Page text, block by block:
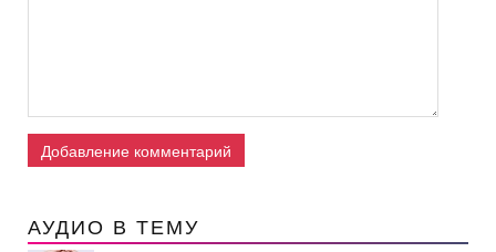
Добавление комментарий
АУДИО В ТЕМУ